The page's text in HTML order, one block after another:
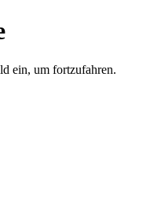
ein, um fortzufahren.